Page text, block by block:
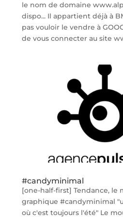
le nom de domaine
dispo... Il appartient déjà à
pas vouloir le vendre à
de vous connecter au site
#‎candyminimal‬
[one-half-first] Tendance, le
graphique ‪#‎candyminimal‬
où c'est toujours l'été" Le